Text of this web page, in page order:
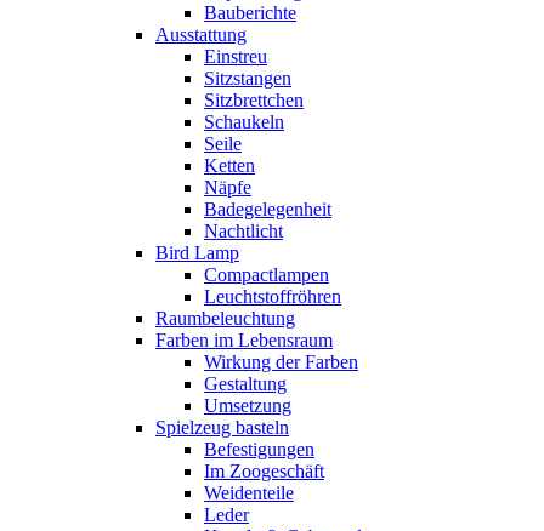
Bauberichte
Ausstattung
Einstreu
Sitzstangen
Sitzbrettchen
Schaukeln
Seile
Ketten
Näpfe
Badegelegenheit
Nachtlicht
Bird Lamp
Compactlampen
Leuchtstoffröhren
Raumbeleuchtung
Farben im Lebensraum
Wirkung der Farben
Gestaltung
Umsetzung
Spielzeug basteln
Befestigungen
Im Zoogeschäft
Weidenteile
Leder